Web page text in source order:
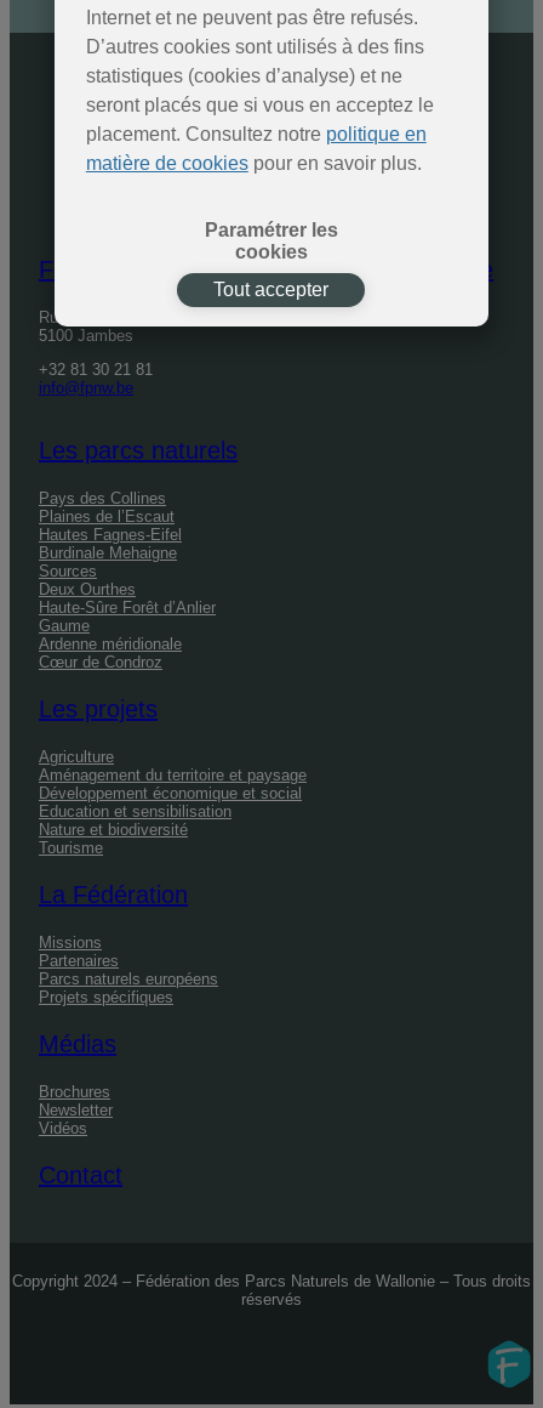
Fédération des Parcs naturels de Wallonie
Rue de Coppin, 20
5100 Jambes
+32 81 30 21 81
info@fpnw.be
Les parcs naturels
Pays des Collines
Plaines de l’Escaut
Hautes Fagnes-Eifel
Burdinale Mehaigne
Sources
Deux Ourthes
Haute-Sûre Forêt d’Anlier
Gaume
Ardenne méridionale
Cœur de Condroz
Les projets
Agriculture
Aménagement du territoire et paysage
Développement économique et social
Education et sensibilisation
Nature et biodiversité
Tourisme
La Fédération
Missions
Partenaires
Parcs naturels européens
Projets spécifiques
Médias
Brochures
Newsletter
Vidéos
Contact
Copyright 2024 – Fédération des Parcs Naturels de Wallonie – Tous droits
réservés
Internet et ne peuvent pas être refusés.
D’autres cookies sont utilisés à des fins
statistiques (cookies d’analyse) et ne
seront placés que si vous en acceptez le
placement. Consultez notre politique en
matière de cookiespour en savoir plus.
Paramétrer les
cookies
Tout accepter